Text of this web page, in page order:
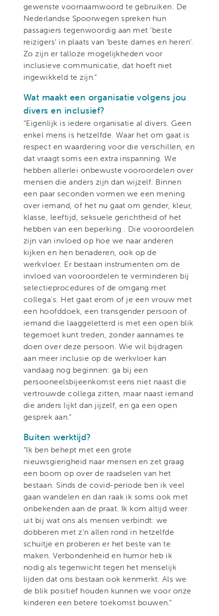
gewenste voornaamwoord te gebruiken. De
Nederlandse Spoorwegen spreken hun
passagiers tegenwoordig aan met ‘beste
reizigers’ in plaats van ‘beste dames en heren’.
Zo zijn er talloze mogelijkheden voor
inclusieve communicatie, dat hoeft niet
ingewikkeld te zijn.”
Wat maakt een organisatie volgens jou
divers en inclusief?
“Eigenlijk is iedere organisatie al divers. Geen
enkel mens is hetzelfde. Waar het om gaat is
respect en waardering voor die verschillen, en
dat vraagt soms een extra inspanning. We
hebben allerlei onbewuste vooroordelen over
mensen die anders zijn dan wijzelf. Binnen
een paar seconden vormen we een mening
over iemand, of het nu gaat om gender, kleur,
klasse, leeftijd, seksuele gerichtheid of het
hebben van een beperking . Die vooroordelen
zijn van invloed op hoe we naar anderen
kijken en hen benaderen, ook op de
werkvloer. Er bestaan instrumenten om de
invloed van vooroordelen te verminderen bij
selectieprocedures of de omgang met
collega's. Het gaat erom of je een vrouw met
een hoofddoek, een transgender persoon of
iemand die laaggeletterd is met een open blik
tegemoet kunt treden, zonder aannames te
doen over deze persoon. Wie wil bijdragen
aan meer inclusie op de werkvloer kan
vandaag nog beginnen: ga bij een
persooneelsbijeenkomst eens niet naast die
vertrouwde collega zitten, maar naast iemand
die anders lijkt dan jijzelf, en ga een open
gesprek aan.”
Buiten werktijd?
“Ik ben behept met een grote
nieuwsgierigheid naar mensen en zet graag
een boom op over de raadselen van het
bestaan. Sinds de covid-periode ben ik veel
gaan wandelen en dan raak ik soms ook met
onbekenden aan de praat. Ik kom altijd weer
uit bij wat ons als mensen verbindt: we
dobberen met z’n allen rond in hetzelfde
schuitje en proberen er het beste van te
maken. Verbondenheid en humor heb ik
nodig als tegenwicht tegen het menselijk
lijden dat ons bestaan ook kenmerkt. Als we
de blik positief houden kunnen we voor onze
kinderen een betere toekomst bouwen.”